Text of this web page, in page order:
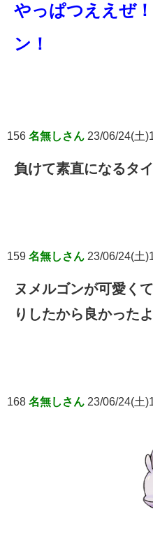
やっぱつええぜ
ン！
156 名無しさん 23/06/24(土
負けて素直になるタ
159 名無しさん 23/06/24(土
ヌメルゴンが可愛く
りしたから良かったよ
168 名無しさん 23/06/24(土